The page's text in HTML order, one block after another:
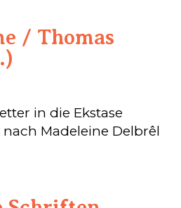
/ Thomas
in die Ekstase
Madeleine Delbrêl